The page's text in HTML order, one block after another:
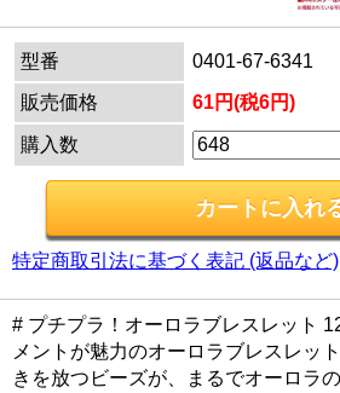
型番
0401-67-6341
販売価格
61円(税6円)
購入数
特定商取引法に基づく表記 (返品など)
# プチプラ！オーロラブレスレット
メントが魅力のオーロラブレスレッ
きを放つビーズが、まるでオーロラ